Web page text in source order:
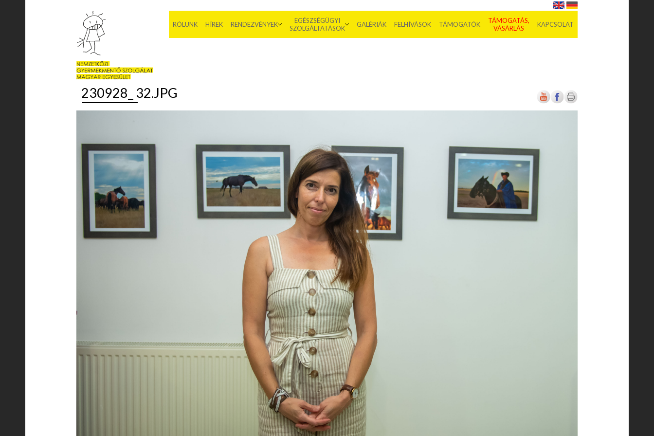
RÓLUNK HÍREK RENDEZVÉNYEK
EGÉSZSÉGÜGYI
SZOLGÁLTATÁSOK
GALÉRIÁK FELHÍVÁSOK TÁMOGATÓK
TÁMOGATÁS,
VÁSÁRLÁS
KAPCSOLAT
230928_ 32.JPG